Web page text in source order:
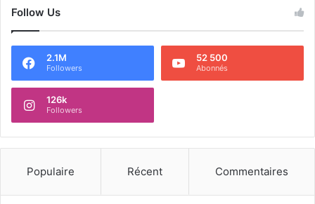
Follow Us
2.1M
Followers
52 500
Abonnés
126k
Followers
Populaire Récent Commentaires